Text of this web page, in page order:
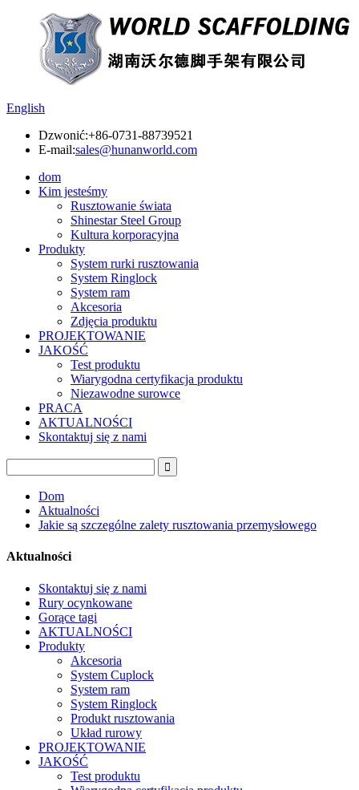
English
Dzwonić:+86-0731-88739521
E-mail:sales@hunanworld.com
dom
Kim jesteśmy
Rusztowanie świata
Shinestar Steel Group
Kultura korporacyjna
Produkty
System rurki rusztowania
System Ringlock
System ram
Akcesoria
Zdjęcia produktu
PROJEKTOWANIE
JAKOŚĆ
Test produktu
Wiarygodna certyfikacja produktu
Niezawodne surowce
PRACA
AKTUALNOŚCI
Skontaktuj się z nami
Dom
Aktualności
Jakie są szczególne zalety rusztowania przemysłowego
Aktualności
Skontaktuj się z nami
Rury ocynkowane
Gorące tagi
AKTUALNOŚCI
Produkty
Akcesoria
System Cuplock
System ram
System Ringlock
Produkt rusztowania
Układ rurowy
PROJEKTOWANIE
JAKOŚĆ
Test produktu